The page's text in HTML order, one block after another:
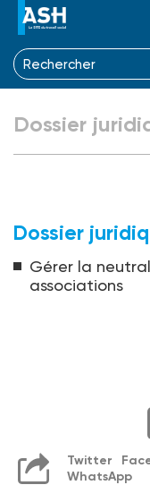
Dossier
Dossier
Gérer la
associations
Twitter
WhatsApp